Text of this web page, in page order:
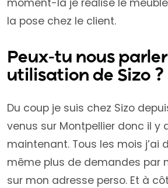
la pose chez le client.
Peux-tu nous
utilisation de Sizo ?
Du coup je suis chez Sizo
venus sur Montpellier donc il y
maintenant. Tous les mois j’ai
même plus de demandes par
sur mon adresse perso. Et à